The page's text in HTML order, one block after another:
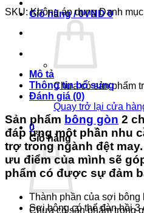
Giỏ hàng /0VND 0
Chưa có sản phẩm
Quay trở lại cửa
0
Giỏ hàng
Chưa có sản phẩm trong
SKU:Không áp dụng Danh
Mô tả
Thông tin bổ sung
Đánh giá (0)
Sản phẩm bông gòn 2
đáp ứng một phần nhu
trợ trong ngành đệt
ưu điểm của mình sẽ
phẩm có được sự đảm
Thành phần của sợi bông
Sợi bông có thể đàn hồi 3